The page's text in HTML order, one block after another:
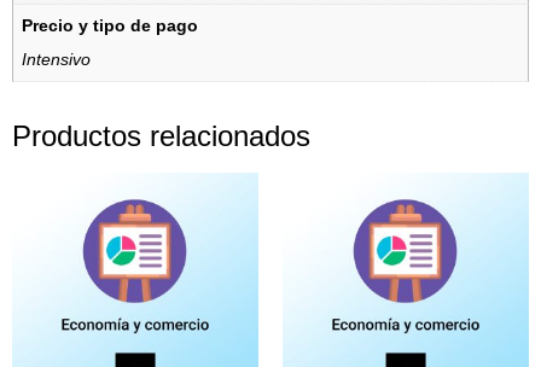
Precio y tipo de pago
Intensivo
Productos relacionados